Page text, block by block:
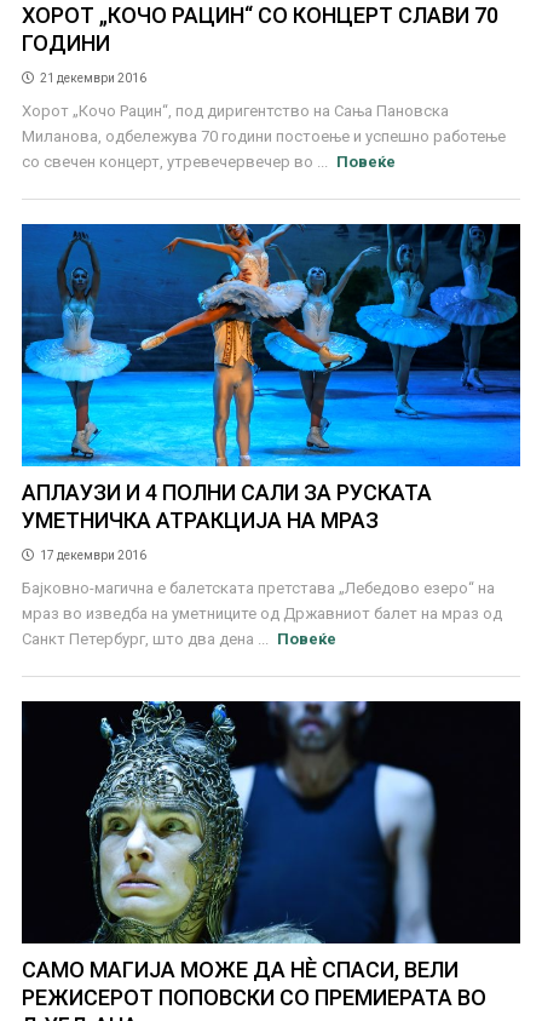
ХОРОТ „КОЧО РАЦИН“ СО КОНЦЕРТ СЛАВИ 70
ГОДИНИ
21 декември 2016
Хорот „Кочо Рацин“, под диригентство на Сања Пановска
Миланова, одбележува 70 години постоење и успешно работење
со свечен концерт, утревечервечер во ...
Повеќе
АПЛАУЗИ И 4 ПОЛНИ САЛИ ЗА РУСКАТА
УМЕТНИЧКА АТРАКЦИЈА НА МРАЗ
17 декември 2016
Бајковно-магична е балетската претстава „Лебедово езеро“ на
мраз во изведба на уметниците од Државниот балет на мраз од
Санкт Петербург, што два дена ...
Повеќе
САМО МАГИЈА МОЖЕ ДА НЀ СПАСИ, ВЕЛИ
РЕЖИСЕРОТ ПОПОВСКИ СО ПРЕМИЕРАТА ВО